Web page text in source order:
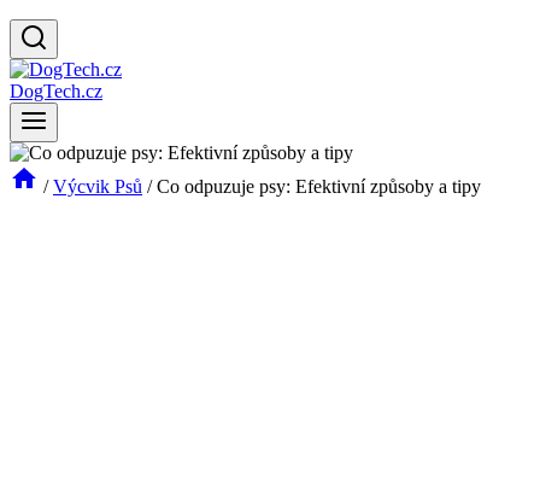
DogTech.cz
/ Výcvik Psů / Co odpuzuje psy: Efektivní způsoby a tipy